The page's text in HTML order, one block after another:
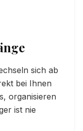
sich ab
bei Ihnen
organisieren
ist nie